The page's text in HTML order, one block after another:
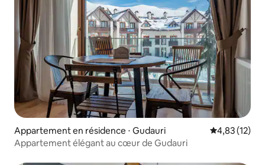
Appartement en résidence ⋅ Gudauri Évaluation
4,83 (12)
Appartement élégant au cœur de Gudauri